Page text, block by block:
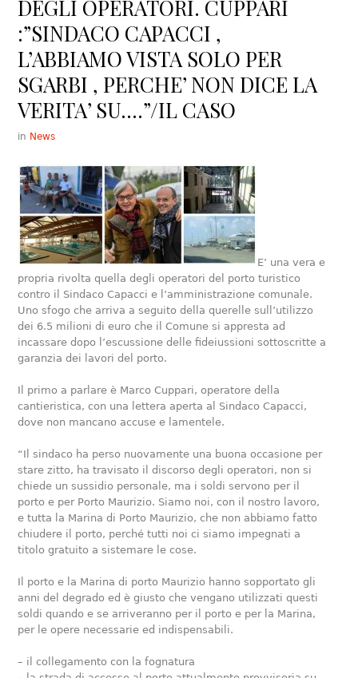
DEGLI OPERATORI. CUPPARI
:”SINDACO CAPACCI ,
L’ABBIAMO VISTA SOLO PER
SGARBI , PERCHE’ NON DICE LA
VERITA’ SU….”/IL CASO
in News
E’ una vera e
propria rivolta quella degli operatori del porto turistico
contro il Sindaco Capacci e l’amministrazione comunale.
Uno sfogo che arriva a seguito della querelle sull’utilizzo
dei 6.5 milioni di euro che il Comune si appresta ad
incassare dopo l’escussione delle fideiussioni sottoscritte a
garanzia dei lavori del porto.
Il primo a parlare è Marco Cuppari, operatore della
cantieristica, con una lettera aperta al Sindaco Capacci,
dove non mancano accuse e lamentele.
“Il sindaco ha perso nuovamente una buona occasione per
stare zitto, ha travisato il discorso degli operatori, non si
chiede un sussidio personale, ma i soldi servono per il
porto e per Porto Maurizio. Siamo noi, con il nostro lavoro,
e tutta la Marina di Porto Maurizio, che non abbiamo fatto
chiudere il porto, perché tutti noi ci siamo impegnati a
titolo gratuito a sistemare le cose.
Il porto e la Marina di porto Maurizio hanno sopportato gli
anni del degrado ed è giusto che vengano utilizzati questi
soldi quando e se arriveranno per il porto e per la Marina,
per le opere necessarie ed indispensabili.
– il collegamento con la fognatura